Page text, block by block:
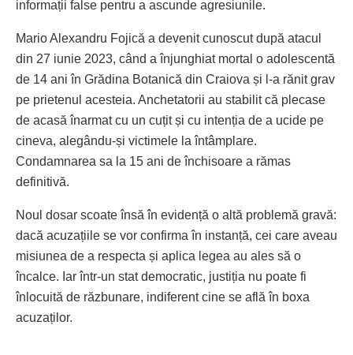
informații false pentru a ascunde agresiunile.
Mario Alexandru Fojică a devenit cunoscut după atacul
din 27 iunie 2023, când a înjunghiat mortal o adolescentă
de 14 ani în Grădina Botanică din Craiova și l-a rănit grav
pe prietenul acesteia. Anchetatorii au stabilit că plecase
de acasă înarmat cu un cuțit și cu intenția de a ucide pe
cineva, alegându-și victimele la întâmplare.
Condamnarea sa la 15 ani de închisoare a rămas
definitivă.
Noul dosar scoate însă în evidență o altă problemă gravă:
dacă acuzațiile se vor confirma în instanță, cei care aveau
misiunea de a respecta și aplica legea au ales să o
încalce. Iar într-un stat democratic, justiția nu poate fi
înlocuită de răzbunare, indiferent cine se află în boxa
acuzaților.